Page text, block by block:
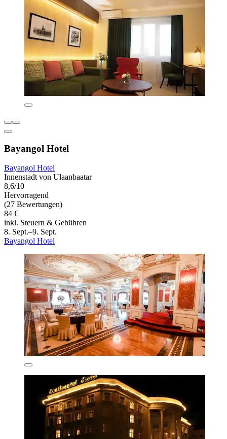
Bayangol Hotel
Bayangol Hotel
Innenstadt von Ulaanbaatar
8,6/10
Hervorragend
(27 Bewertungen)
84 €
inkl. Steuern & Gebühren
8. Sept.–9. Sept.
Bayangol Hotel